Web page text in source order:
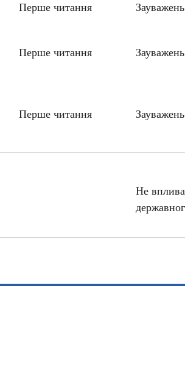
Перше читання
Перше читання
Перше читання
Не